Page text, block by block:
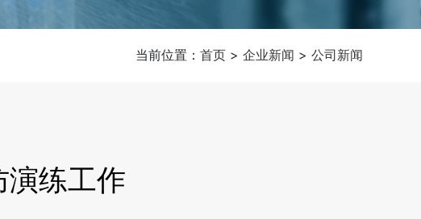
当前位置： 首页 > 企业新闻 > 公司新闻
练工作